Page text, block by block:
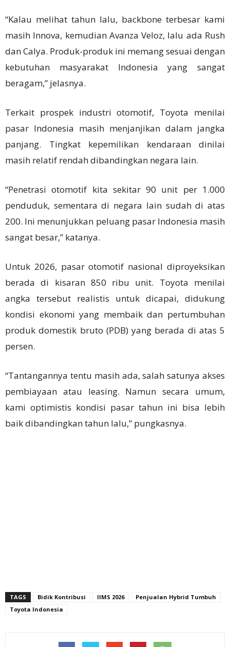
“Kalau melihat tahun lalu, backbone terbesar kami
masih Innova, kemudian Avanza Veloz, lalu ada Rush
dan Calya. Produk-produk ini memang sesuai dengan
kebutuhan masyarakat Indonesia yang sangat
beragam,” jelasnya.
Terkait prospek industri otomotif, Toyota menilai
pasar Indonesia masih menjanjikan dalam jangka
panjang. Tingkat kepemilikan kendaraan dinilai
masih relatif rendah dibandingkan negara lain.
“Penetrasi otomotif kita sekitar 90 unit per 1.000
penduduk, sementara di negara lain sudah di atas
200. Ini menunjukkan peluang pasar Indonesia masih
sangat besar,” katanya.
Untuk 2026, pasar otomotif nasional diproyeksikan
berada di kisaran 850 ribu unit. Toyota menilai
angka tersebut realistis untuk dicapai, didukung
kondisi ekonomi yang membaik dan pertumbuhan
produk domestik bruto (PDB) yang berada di atas 5
persen.
“Tantangannya tentu masih ada, salah satunya akses
pembiayaan atau leasing. Namun secara umum,
kami optimistis kondisi pasar tahun ini bisa lebih
baik dibandingkan tahun lalu,” pungkasnya.
TAGS Bidik Kontribusi IIMS 2026
Penjualan Hybrid Tumbuh
Toyota Indonesia